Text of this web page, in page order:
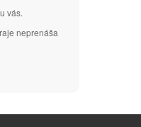
vás.
neprenáša